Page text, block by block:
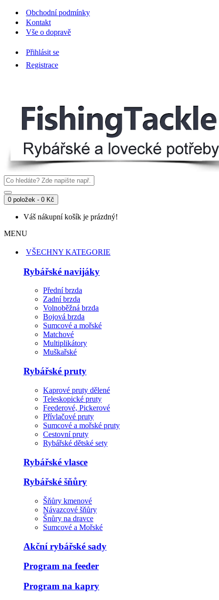
Obchodní podmínky
Kontakt
Vše o dopravě
Přihlásit se
Registrace
0 položek - 0 Kč
Váš nákupní košík je prázdný!
MENU
VŠECHNY KATEGORIE
Rybářské navijáky
Přední brzda
Zadní brzda
Volnoběžná brzda
Bojová brzda
Sumcové a mořské
Matchové
Multiplikátory
Muškařské
Rybářské pruty
Kaprové pruty dělené
Teleskopické pruty
Feederové, Pickerové
Přívlačové pruty
Sumcové a mořské pruty
Cestovní pruty
Rybářské dětské sety
Rybářské vlasce
Rybářské šňůry
Šňůry kmenové
Návazcové šňůry
Šnůry na dravce
Sumcové a Mořské
Akční rybářské sady
Program na feeder
Program na kapry